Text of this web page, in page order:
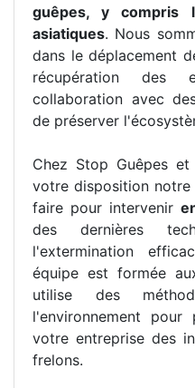
guêpes, y compris
asiatiques. Nous
dans le déplacement
récupération des
collaboration avec
de préserver
Chez Stop Guêpes
votre disposition
faire pour intervenir
des dernières
l'extermination
équipe est formée
utilise des
l'environnement
votre entreprise des
frelons.